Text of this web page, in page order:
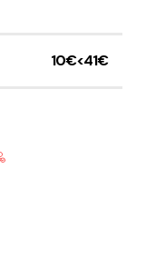
10€<41€